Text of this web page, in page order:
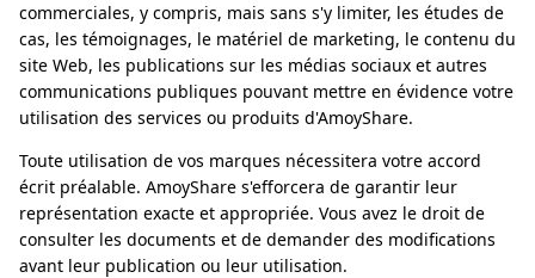
commerciales, y compris, mais sans s'y limiter, les études de
cas, les témoignages, le matériel de marketing, le contenu du
site Web, les publications sur les médias sociaux et autres
communications publiques pouvant mettre en évidence votre
utilisation des services ou produits d'AmoyShare.
Toute utilisation de vos marques nécessitera votre accord
écrit préalable. AmoyShare s'efforcera de garantir leur
représentation exacte et appropriée. Vous avez le droit de
consulter les documents et de demander des modifications
avant leur publication ou leur utilisation.